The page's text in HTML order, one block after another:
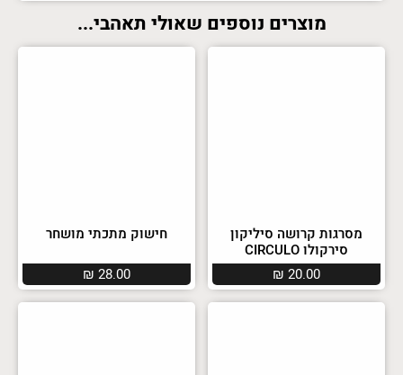
מוצרים נוספים שאולי תאהבי...
מסרגות קרושה סיליקון
סירקולו CIRCULO
₪ 20.00
חישוק מתכתי מושחר
₪ 28.00